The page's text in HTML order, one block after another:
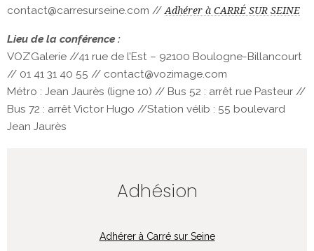
contact@carresurseine.com //Adhérer à CARRÉ SUR SEINE
Lieu de la conférence :
VOZ’Galerie //41 rue de l’Est – 92100 Boulogne-Billancourt
// 01 41 31 40 55 // contact@vozimage.com
Métro : Jean Jaurès (ligne 10) // Bus 52 : arrêt rue Pasteur //
Bus 72 : arrêt Victor Hugo //Station vélib : 55 boulevard
Jean Jaurès
Adhésion
Adhérer à Carré sur Seine